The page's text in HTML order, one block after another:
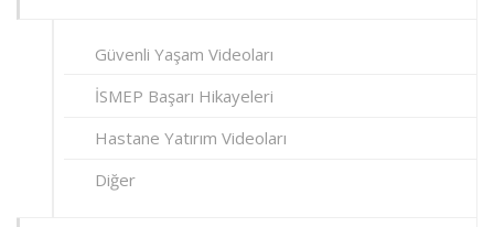
Güvenli Yaşam Videoları
İSMEP Başarı Hikayeleri
Hastane Yatırım Videoları
Diğer